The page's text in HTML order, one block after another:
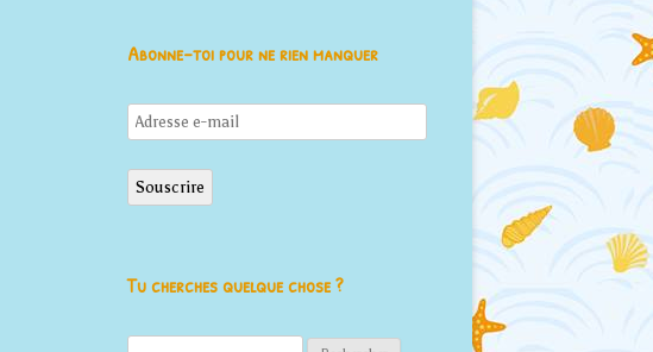
Abonne-toi pour ne rien manquer
Adresse
e-
mail
Souscrire
Tu cherches quelque chose ?